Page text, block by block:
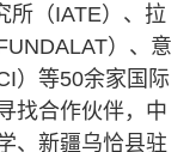
所（IATE）、拉
）、意
）等50余家国际
找合作伙伴，中
、新疆乌恰县驻